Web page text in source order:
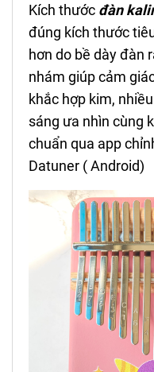
Kích thước đàn
đúng kích thước
hơn do bề dày đàn
nhám giúp cảm
khắc hợp kim,
sáng ưa nhìn cùng
chuẩn qua app
Datuner ( Android)